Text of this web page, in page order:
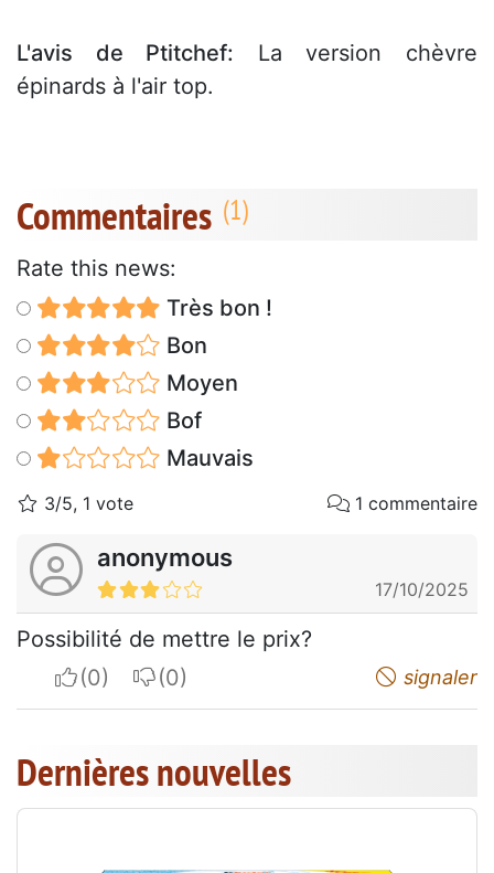
L'avis de Ptitchef: La version chèvre
épinards à l'air top.
Commentaires
Rate this news:
Très bon !
Bon
Moyen
Bof
Mauvais
3/5, 1 vote 1 commentaire
anonymous
17/10/2025
Possibilité de mettre le prix?
I apreciateI do not appreciate signaler
Dernières nouvelles